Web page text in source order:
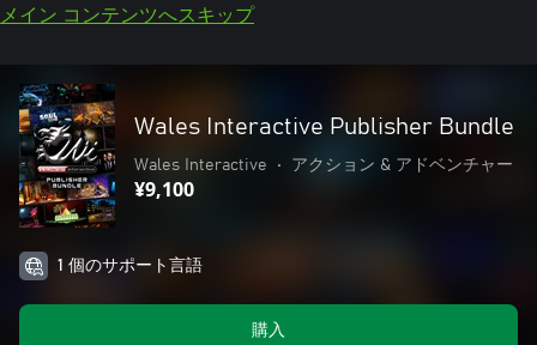
メイン コンテンツへスキップ
Wales Interactive Publisher Bundle
Wales Interactive • アクション & アドベンチャー
¥9,100
1 個のサポート言語
購入